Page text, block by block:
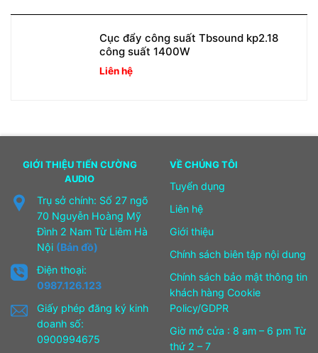
Cục đẩy công suất Tbsound kp2.18
công suất 1400W
Liên hệ
GIỚI THIỆU TIẾN CƯỜNG
AUDIO
Trụ sở chính: Số 27 ngõ
70 Nguyễn Hoàng Mỹ
Đình 2 Nam Từ Liêm Hà
Nội (Bản đồ)
Điện thoại:
0987.126.123
Giấy phép đăng ký kinh
doanh số:
0900994675
VỀ CHÚNG TÔI
Tuyển dụng
Liên hệ
Giới thiệu
Chính sách biên tập nội dung
Chính sách bảo mật thông tin
khách hàng Cookie
Policy/GDPR
Giờ mở cửa : 8 am – 6 pm Từ
thứ 2 – 7